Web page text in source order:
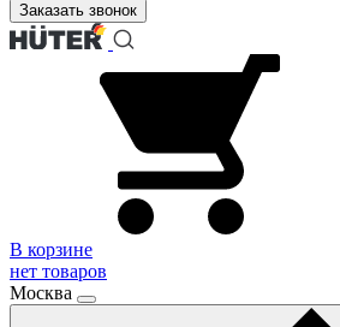
Заказать звонок
В корзине
нет товаров
Москва